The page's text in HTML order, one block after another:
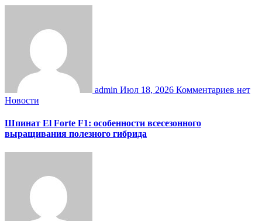
admin Июл 18, 2026 Комментариев нет
Новости
Шпинат El Forte F1: особенности всесезонного
выращивания полезного гибрида